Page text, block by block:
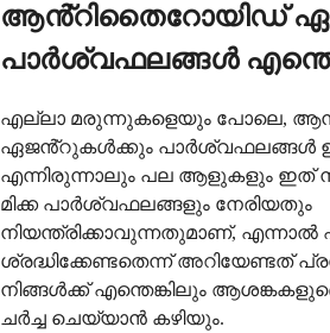
ആൻ്റിതൈറോയിഡ്
പാർശ്വഫലങ്ങൾ
എല്ലാ മരുന്നുകളെയും പോലെ,
ഏജൻ്റുകൾക്കും പാർശ്വഫലങ്ങൾ
എന്നിരുന്നാലും പല ആളുകളും ഇത്
മിക്ക പാർശ്വഫലങ്ങളും നേരിയതും
നിയന്ത്രിക്കാവുന്നതുമാണ്,
ശ്രദ്ധിക്കേണ്ടതെന്ന് അറിയേണ്ടത്
നിങ്ങൾക്ക് എന്തെങ്കിലും
ചർച്ച ചെയ്യാൻ കഴിയും.